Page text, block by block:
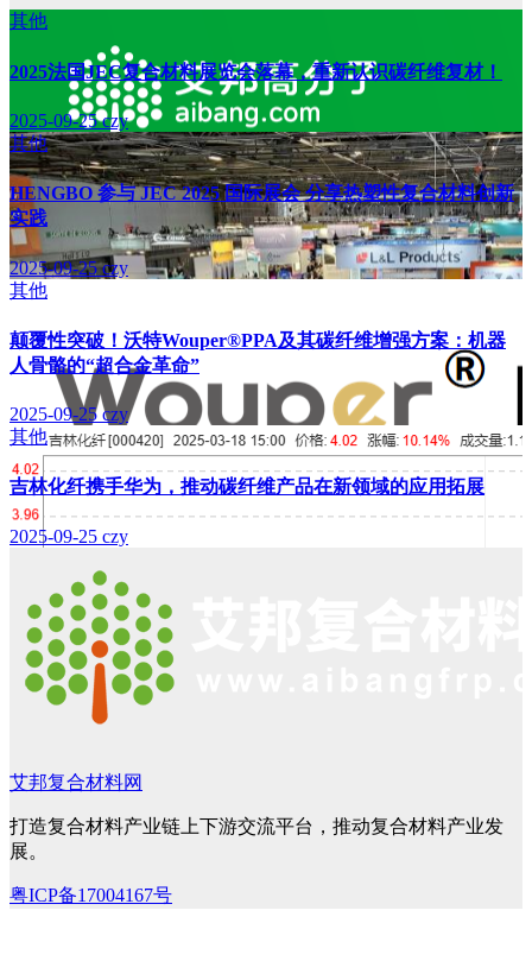
其他
2025法国JEC复合材料展览会落幕，重新认识碳纤维复材！
2025-09-25czy
其他
HENGBO 参与 JEC 2025 国际展会 分享热塑性复合材料创新
实践
2025-09-25czy
其他
颠覆性突破！沃特Wouper®PPA及其碳纤维增强方案：机器
人骨骼的“超合金革命”
2025-09-25 czy
其他
吉林化纤携手华为，推动碳纤维产品在新领域的应用拓展
2025-09-25 czy
艾邦复合材料网
打造复合材料产业链上下游交流平台，推动复合材料产业发
展。
粤ICP备17004167号